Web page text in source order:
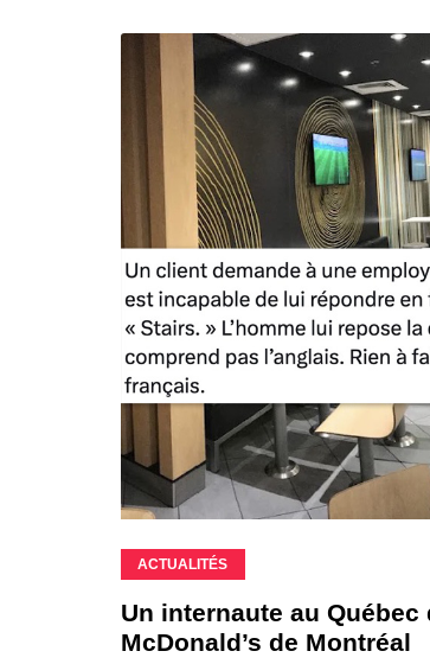
ACTUALITÉS
Un internaute au
McDonald’s de Montréal